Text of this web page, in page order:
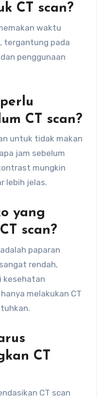
CT scan?
waktu
tergantung pada
penggunaan
CT scan?
untuk tidak makan
jam sebelum
mungkin
lebih jelas.
yang
scan?
paparan
rendah,
kesehatan
melakukan CT
CT
CT scan